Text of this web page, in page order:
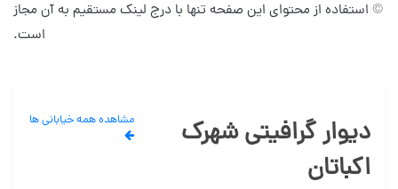
© استفاده از محتوای این صفحه تنها با درج لینک مستقیم به آن مجاز
است.
دیوار گرافیتی شهرک
اکباتان
مشاهده همه خیابانی ها